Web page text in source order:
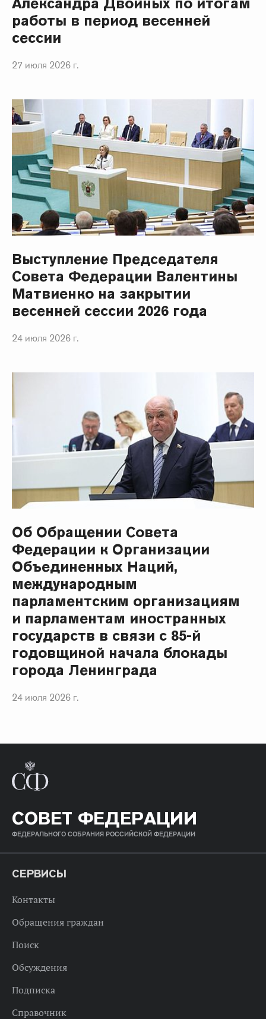
работы в период весенней
сессии
27 июля 2026 г.
Выступление Председателя
Совета Федерации Валентины
Матвиенко на закрытии
весенней сессии 2026 года
24 июля 2026 г.
Об Обращении Совета
Федерации к Организации
Объединенных Наций,
международным
парламентским организациям
и парламентам иностранных
государств в связи с 85-й
годовщиной начала блокады
города Ленинграда
24 июля 2026 г.
СОВЕТ ФЕДЕРАЦИИ
ФЕДЕРАЛЬНОГО СОБРАНИЯ РОССИЙСКОЙ ФЕДЕРАЦИИ
СЕРВИСЫ
Контакты
Обращения граждан
Поиск
Обсуждения
Подписка
Справочник